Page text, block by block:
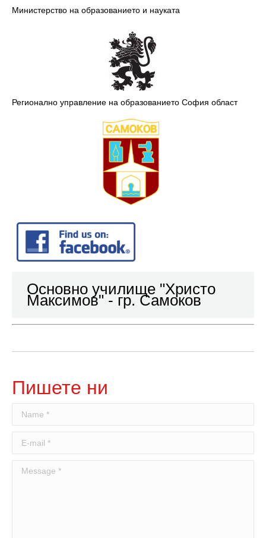
Министерство на образованието и науката
Регионално управление на образованието София област
Основно училище "Христо
Максимов" - гр. Самоков
Пишете ни
Name *
E-mail *
Message *